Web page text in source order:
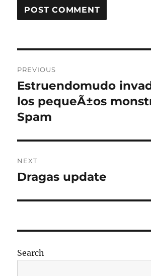
navigation
PREVIOUS
Previous
post:
Estruendomudo
los pequeÃ±os
Spam
NEXT
Next
Dragas update
Search